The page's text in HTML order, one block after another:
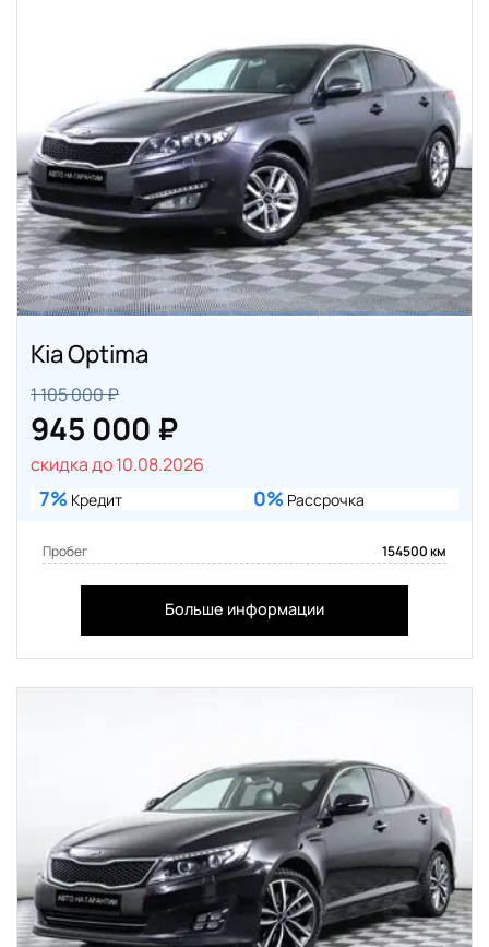
Kia Optima
1 105 000 ₽
945 000 ₽
скидка до 10.08.2026
7% Кредит 0% Рассрочка
Пробег 154500 км
Больше информации